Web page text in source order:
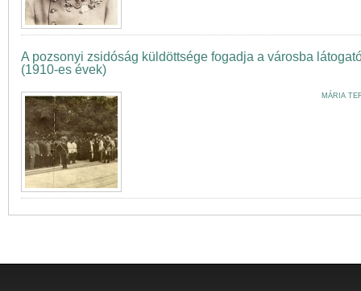
A pozsonyi zsidóság küldöttsége fogadja a városba
(1910-es évek)
MÁRIA